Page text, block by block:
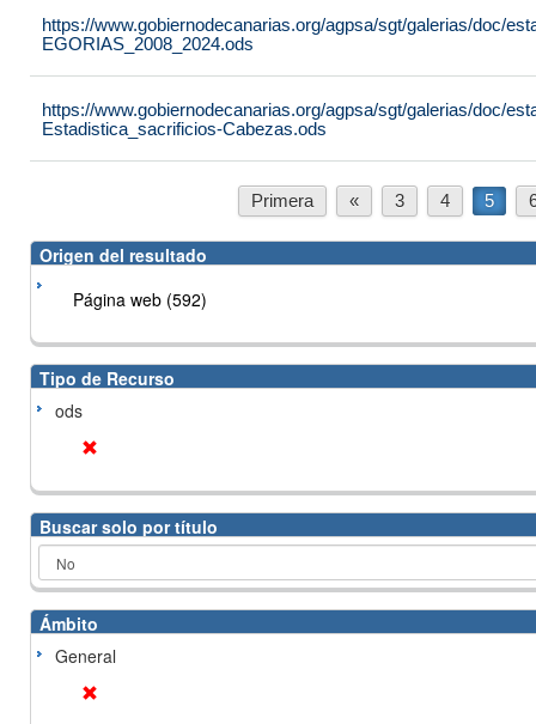
https://www.gobiernodecanarias.org/agpsa/sgt/galerias/doc/
EGORIAS_2008_2024.ods
https://www.gobiernodecanarias.org/agpsa/sgt/galerias/doc/
Estadistica_sacrificios-Cabezas.ods
Primera « 3 4 5
Origen del resultado
Página web (592)
Tipo de Recurso
ods
Buscar solo por título
Ámbito
General